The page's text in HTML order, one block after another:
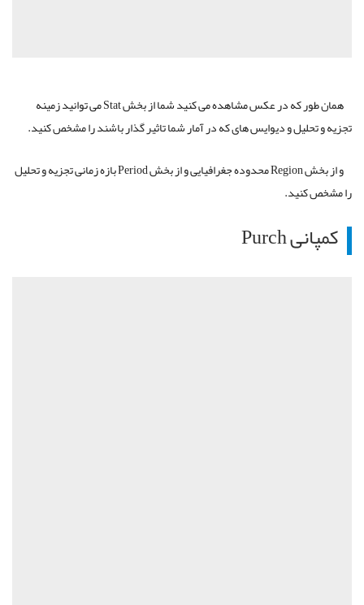
همان طور که در عکس مشاهده می­ کنید شما از بخش Stat می ­توانید زمینه
تجزیه و تحلیل و دیوایس های که در آمار شما تاثیر گذار باشند را مشخص کنید.
و از بخش Region محدوده جغرافیایی و از بخش Period بازه زمانی تجزیه و تحلیل
را مشخص کنید.
کمپانی Purch